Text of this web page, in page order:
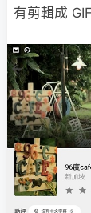
有剪輯成